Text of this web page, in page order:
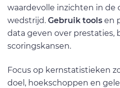
waardevolle inzichten in
wedstrijd. Gebruik tools en
data geven over prestaties,
scoringskansen.
Focus op kernstatistieken
doel, hoekschoppen en